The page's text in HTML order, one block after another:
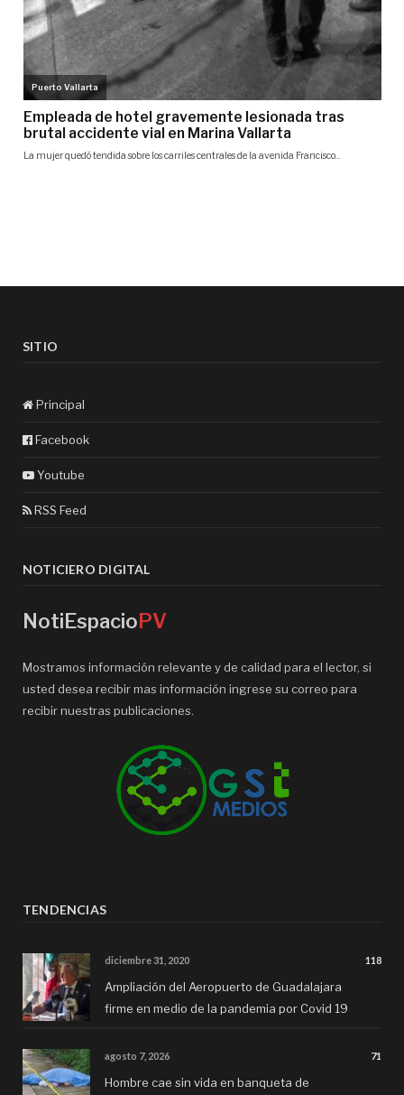
SITIO
Principal
Facebook
Youtube
RSS Feed
NOTICIERO DIGITAL
NotiEspacioPV
Mostramos información relevante y de calidad para el lector, si
usted desea recibir mas información ingrese su correo para
recibir nuestras publicaciones.
TENDENCIAS
diciembre 31, 2020 118
Ampliación del Aeropuerto de Guadalajara
firme en medio de la pandemia por Covid 19
agosto 7, 2026 71
Hombre cae sin vida en banqueta de